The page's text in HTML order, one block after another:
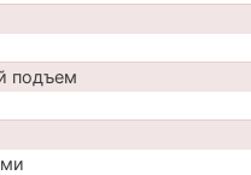
подъем